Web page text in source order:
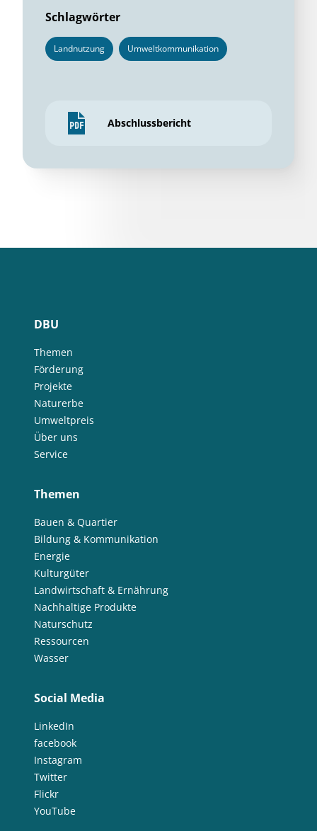
Schlagwörter
Landnutzung Umweltkommunikation
Abschlussbericht
DBU
Themen
Förderung
Projekte
Naturerbe
Umweltpreis
Über uns
Service
Themen
Bauen & Quartier
Bildung & Kommunikation
Energie
Kulturgüter
Landwirtschaft & Ernährung
Nachhaltige Produkte
Naturschutz
Ressourcen
Wasser
Social Media
LinkedIn
facebook
Instagram
Twitter
Flickr
YouTube